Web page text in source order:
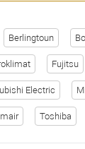
Berlingtoun
Fujitsu
Electric
Toshiba